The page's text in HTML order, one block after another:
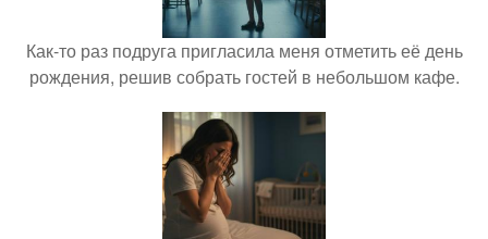
Как-то раз подруга пригласила меня отметить её день
рождения, решив собрать гостей в небольшом кафе.